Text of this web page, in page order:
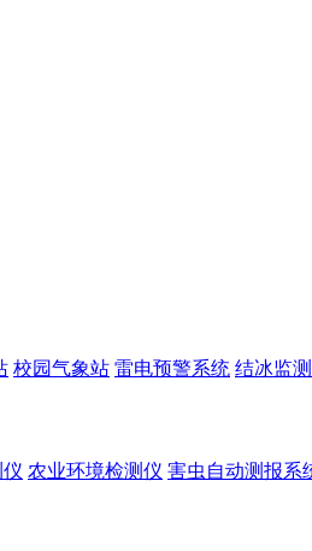
校园气象站 雷电预警系统 结冰监
农业环境检测仪 害虫自动测报系